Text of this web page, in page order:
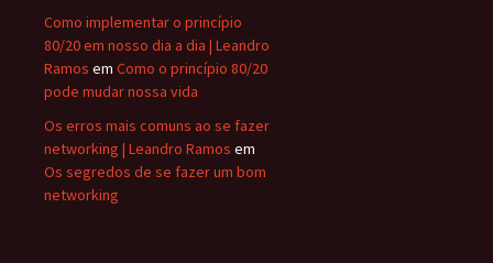
Como implementar o princípio
80/20 em nosso dia a dia | Leandro
Ramos em Como o princípio 80/20
pode mudar nossa vida
Os erros mais comuns ao se fazer
networking | Leandro Ramos em
Os segredos de se fazer um bom
networking